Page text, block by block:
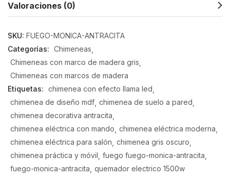
Valoraciones (0)
SKU: FUEGO-MONICA-ANTRACITA
Categorías: Chimeneas
Chimeneas con marco de madera gris
Chimeneas con marcos de madera
Etiquetas: chimenea con efecto llama led
chimenea de diseño mdf chimenea de suelo a pared
chimenea decorativa antracita
chimenea eléctrica con mando chimenea eléctrica moderna
chimenea eléctrica para salón chimenea gris oscuro
chimenea práctica y móvil fuego fuego-monica-antracita
fuego-monica-antracita quemador electrico 1500w